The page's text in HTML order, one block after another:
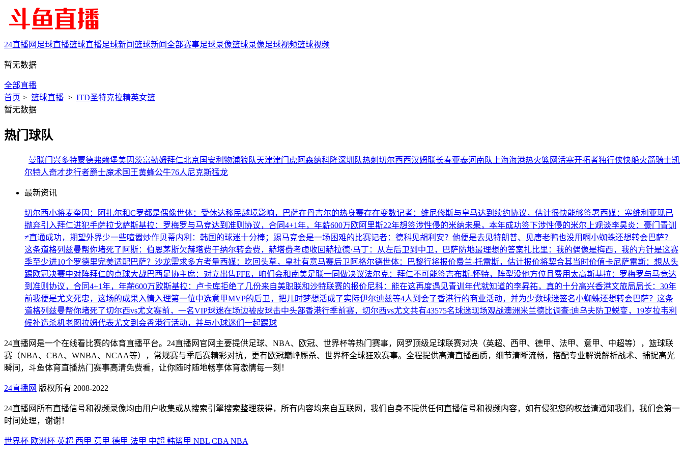
24直播网 足球直播篮球直播足球新闻篮球新闻全部赛事足球录像篮球录像足球视频篮球视频
暂无数据
全部直播
首页 > 篮球直播 > ITD圣特克拉精英女篮
暂无数据
热门球队
曼联门兴多特蒙德弗赖堡美因茨富勒姆拜仁北京国安利物浦狼队天津津门虎 阿森纳科隆深圳队热刺 切尔西西汉姆联长春亚泰河南队 上海海港热火篮网活塞开拓者独行侠快船火箭骑士凯
尔特人奇才步行者爵士魔术国王黄蜂公牛76人 尼克斯猛龙
最新资讯
切尔西小将麦奎因：阿扎尔和C罗都是偶像世体：受休达移民越境影响，巴萨在丹吉尔的热身赛存在变数记者：维尼修斯与皇马达到续约协议，估计很快能够签署西媒：塞维利亚现已
抛弃引入拜仁进犯手萨拉戈萨斯基拉：罗梅罗与马竞达到准则协议，合同4+1年，年薪600万欧阿里斯22年想签涉性侵的米纳未果，本年成功签下涉性侵的米尔 上观谈李昊炎：豪门青训
≠直通成功，期望外界少一些喧嚣炒作贝蒂内利：韩国的球迷十分棒；踢马竞会是一场困难的比赛记者：德科见胡利安？他便是去见特朗普、见唐老鸭也没用啊小蜘蛛还想转会巴萨？
这条道格列兹曼帮你堵死了 阿斯：伯恩茅斯欠赫塔费于纳尔转会费，赫塔费考虑收回​赫拉德·马丁：从左后卫到中卫，巴萨防地最理想的答案扎比里：我的偶像是梅西，我的方针是这赛
季至少进10个罗德里完美适配巴萨？沙龙需求多方考量西媒：吃回头草，皇社有意马赛后卫阿格尔德世体：巴黎行将报价费兰-托雷斯，估计报价将契合其当时价值卡尼萨雷斯：想从头
踢欧冠决赛中对阵拜仁的点球大战巴西足协主席：对立出售FFE，咱们会和南美足联一同做决议法尔克：拜仁不可能签吉布斯-怀特，阵型没他方位且费用太高斯基拉：罗梅罗与马竞达
到准则协议，合同4+1年，年薪600万欧斯基拉：卢卡库拒绝了几份来自美职联和沙特联赛的报价尼科：能在这再度遇见青训年代就知道的李昇祐，真的十分高兴香港文旅局局长：30年
前我便是尤文死忠，这场的成果入情入理第一位中选意甲MVP的后卫，把儿时梦想活成了实际伊尔迪兹等4人到会了香港行的商业活动，并为少数球迷签名小蜘蛛还想转会巴萨？这条
道格列兹曼帮你堵死了切尔西vs尤文赛前，一名VIP球迷在场边被皮球击中头部香港行季前赛，切尔西vs尤文共有43575名球迷现场观战澳洲米兰德比调查:迪乌夫防卫蜕变，19岁拉韦利
候补造杀机老图拉姆代表尤文到会香港行活动，并与小球迷们一起踢球
24直播网是一个在线看比赛的体育直播平台。24直播网官网主要提供足球、NBA、欧冠、世界杯等热门赛事，网罗顶级足球联赛对决（英超、西甲、德甲、法甲、意甲、中超等），篮球联
赛（NBA、CBA、WNBA、NCAA等），常规赛与季后赛精彩对抗，更有欧冠巅峰厮杀、世界杯全球狂欢赛事。全程提供高清直播画质，细节清晰流畅，搭配专业解说解析战术、捕捉高光
瞬间，斗鱼体育直播热门赛事高清免费看，让你随时随地畅享体育激情每一刻！
24直播网 版权所有 2008-2022
24直播网所有直播信号和视频录像均由用户收集或从搜索引擎搜索整理获得，所有内容均来自互联网，我们自身不提供任何直播信号和视频内容，如有侵犯您的权益请通知我们，我们会第一
时间处理，谢谢！
世界杯 欧洲杯 英超 西甲 意甲 德甲 法甲 中超 韩篮甲 NBL CBA NBA